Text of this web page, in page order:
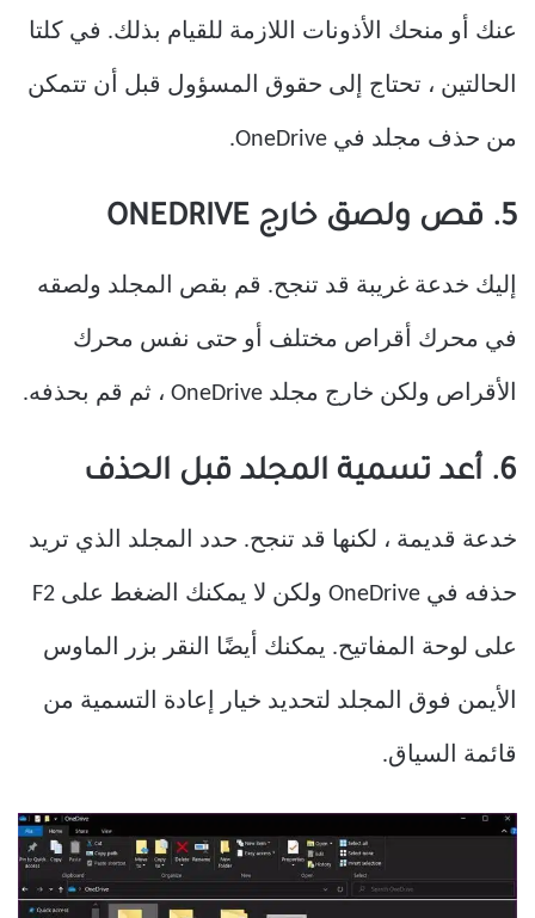
عنك أو منحك الأذونات اللازمة للقيام بذلك. في كلتا
الحالتين ، تحتاج إلى حقوق المسؤول قبل أن تتمكن
من حذف مجلد في OneDrive.
5. قص ولصق خارج ONEDRIVE
إليك خدعة غريبة قد تنجح. قم بقص المجلد ولصقه
في محرك أقراص مختلف أو حتى نفس محرك
الأقراص ولكن خارج مجلد OneDrive ، ثم قم بحذفه.
6. أعد تسمية المجلد قبل الحذف
خدعة قديمة ، لكنها قد تنجح. حدد المجلد الذي تريد
حذفه في OneDrive ولكن لا يمكنك الضغط على F2
على لوحة المفاتيح. يمكنك أيضًا النقر بزر الماوس
الأيمن فوق المجلد لتحديد خيار إعادة التسمية من
قائمة السياق.